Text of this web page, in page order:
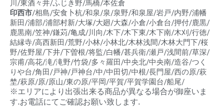
川/東酒々井/ふじき野/馬橋/本佐倉
印西市/相島/安食卜杭/和泉/泉/泉野/和泉屋/岩戸/内野/浦幡
新田/浦部/浦部村新/大塚/大廻/大森/小倉/小倉台/押付/鹿黒/
鹿黒南/笠神/鎌苅/亀成/川向/木下/木下東/木下南/木刈/行徳/
結縁寺/高西新田/荒野/小林/小林北/木林浅間/木林大門下/桜
野/佐野屋/下井/下曽根/将監/白幡/甚兵衛/瀬戸/浅間前/草深/
宗甫/高花/滝/滝野/竹袋/多々羅田/中央北/中央南/造谷/つく
りや台/角田/戸神/戸神台/中/中田切/中根/長門屋/西の原/萩
埜/萩原/原/原山/東の原/平岡/平賀/平賀学園台/船尾/
※エリアにより出張出来る商品が異なる場合が御座いま
す.お電話にてご確認お願い致します.